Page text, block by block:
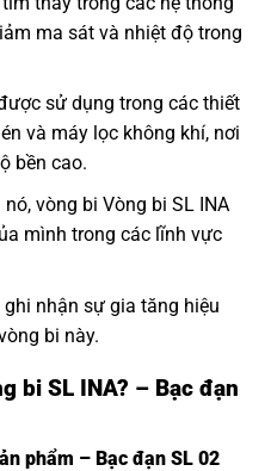
ma sát và nhiệt độ trong
sử dụng trong các thiết
và máy lọc không khí, nơi
bền cao.
vòng bi Vòng bi SL INA
mình trong các lĩnh vực
nhận sự gia tăng hiệu
bi này.
bi SL INA? – Bạc đạn
phẩm – Bạc đạn SL 02